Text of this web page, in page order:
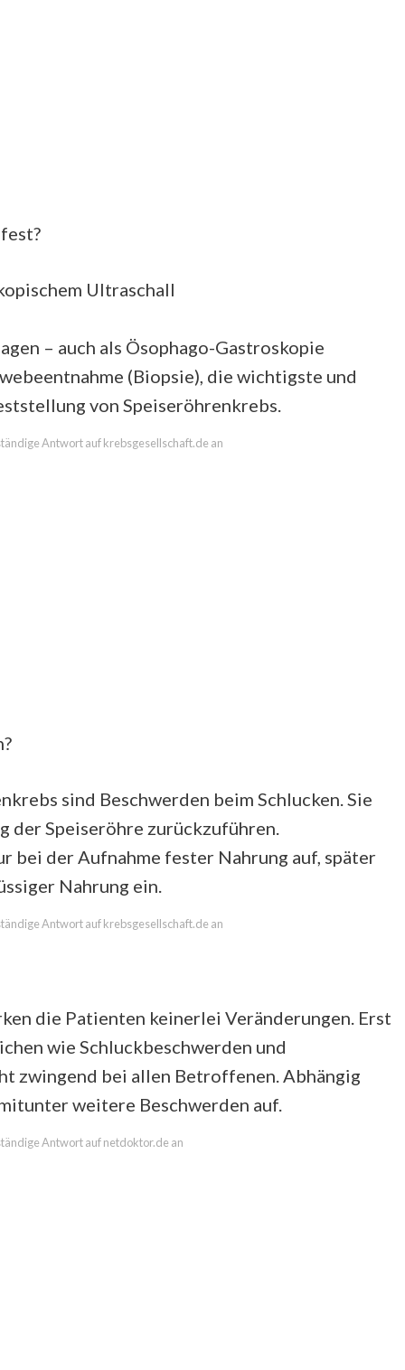
Ultraschall
– auch als Ösophago-Gastroskopie
(Biopsie), die wichtigste und
von Speiseröhrenkrebs.
Antwort auf krebsgesellschaft.de an
sind Beschwerden beim Schlucken. Sie
der Speiseröhre zurückzuführen.
bei der Aufnahme fester Nahrung auf, später
Nahrung ein.
Antwort auf krebsgesellschaft.de an
die Patienten keinerlei Veränderungen. Erst
wie Schluckbeschwerden und
zwingend bei allen Betroffenen. Abhängig
weitere Beschwerden auf.
Antwort auf netdoktor.de an